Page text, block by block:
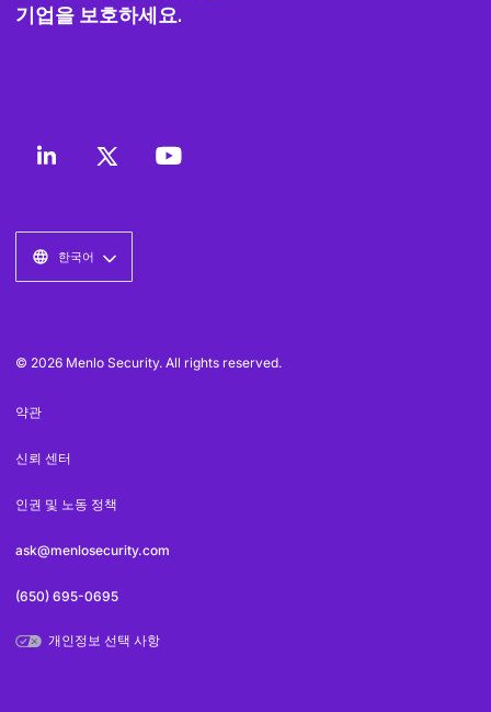
기업을 보호하세요.
한국어
© 2026 Menlo Security. All rights reserved.
약관
신뢰 센터
인권 및 노동 정책
ask@menlosecurity.com
(650) 695-0695
개인정보 선택 사항